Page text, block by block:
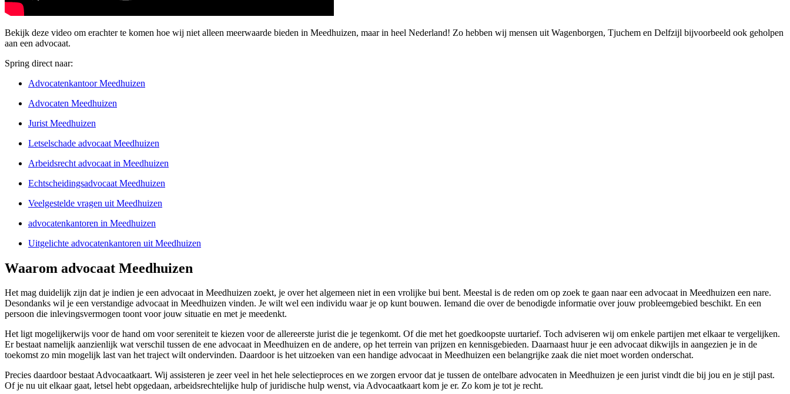
Bekijk deze video om erachter te komen hoe wij niet alleen meerwaarde bieden in Meedhuizen, maar in heel Nederland! Zo hebben wij mensen uit Wagenborgen, Tjuchem en Delfzijl bijvoorbeeld ook geholpen
aan een advocaat.
Spring direct naar:
Advocatenkantoor Meedhuizen
Advocaten Meedhuizen
Jurist Meedhuizen
Letselschade advocaat Meedhuizen
Arbeidsrecht advocaat in Meedhuizen
Echtscheidingsadvocaat Meedhuizen
Veelgestelde vragen uit Meedhuizen
advocatenkantoren in Meedhuizen
Uitgelichte advocatenkantoren uit Meedhuizen
Waarom advocaat Meedhuizen
Het mag duidelijk zijn dat je indien je een advocaat in Meedhuizen zoekt, je over het algemeen niet in een vrolijke bui bent. Meestal is de reden om op zoek te gaan naar een advocaat in Meedhuizen een nare.
Desondanks wil je een verstandige advocaat in Meedhuizen vinden. Je wilt wel een individu waar je op kunt bouwen. Iemand die over de benodigde informatie over jouw probleemgebied beschikt. En een
persoon die inlevingsvermogen toont voor jouw situatie en met je meedenkt.
Het ligt mogelijkerwijs voor de hand om voor sereniteit te kiezen voor de allereerste jurist die je tegenkomt. Of die met het goedkoopste uurtarief. Toch adviseren wij om enkele partijen met elkaar te vergelijken.
Er bestaat namelijk aanzienlijk wat verschil tussen de ene advocaat in Meedhuizen en de andere, op het terrein van prijzen en kennisgebieden. Daarnaast huur je een advocaat dikwijls in aangezien je in de
toekomst zo min mogelijk last van het traject wilt ondervinden. Daardoor is het uitzoeken van een handige advocaat in Meedhuizen een belangrijke zaak die niet moet worden onderschat.
Precies daardoor bestaat Advocaatkaart. Wij assisteren je zeer veel in het hele selectieproces en we zorgen ervoor dat je tussen de ontelbare advocaten in Meedhuizen je een jurist vindt die bij jou en je stijl past.
Of je nu uit elkaar gaat, letsel hebt opgedaan, arbeidsrechtelijke hulp of juridische hulp wenst, via Advocaatkaart kom je er. Zo kom je tot je recht.